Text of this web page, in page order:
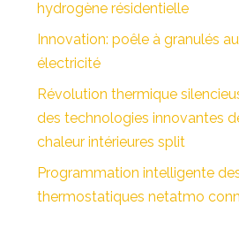
hydrogène résidentielle
Innovation: poêle à granulés
électricité
Révolution thermique
des technologies innovantes
chaleur intérieures split
Programmation intelligente
thermostatiques netatmo